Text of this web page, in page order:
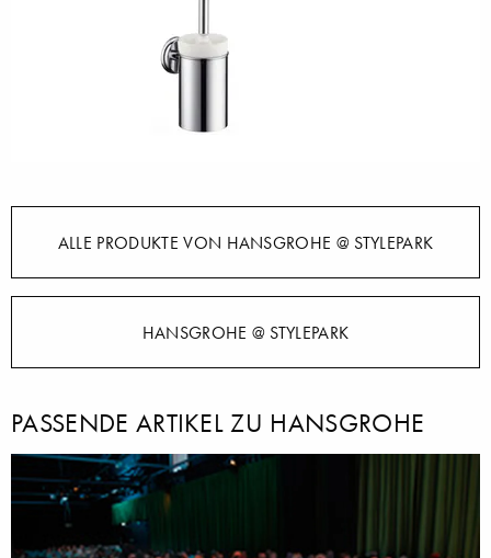
ALLE PRODUKTE VON HANSGROHE @ STYLEPARK
HANSGROHE @ STYLEPARK
PASSENDE ARTIKEL ZU HANSGROHE